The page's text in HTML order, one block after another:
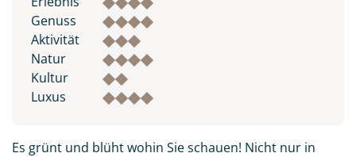
Genuss
Aktivität
Natur
Kultur
Luxus
Es grünt und blüht wohin Sie schauen! Nicht nur in
Kenntnis genommen und akzeptiert haben.